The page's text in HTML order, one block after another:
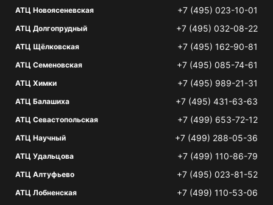
АТЦ Новоясеневская +7 (495) 023-10-01
АТЦ Долгопрудный +7 (495) 032-08-22
АТЦ Щёлковская +7 (495) 162-90-81
АТЦ Семеновская +7 (495) 085-74-61
АТЦ Химки +7 (495) 989-21-31
АТЦ Балашиха +7 (495) 431-63-63
АТЦ Севастопольская +7 (499) 653-72-12
АТЦ Научный +7 (499) 288-05-36
АТЦ Удальцова +7 (499) 110-86-79
АТЦ Алтуфьево +7 (495) 023-81-52
АТЦ Лобненская +7 (499) 110-53-06